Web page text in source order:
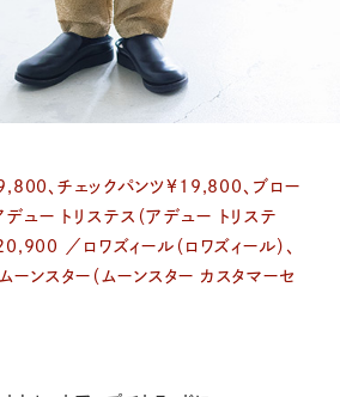
、チェックパンツ¥19,800、ブロー
ー トリステス（アデュー トリステ
／ロワズィール（ロワズィール）、
ンスター（ムーンスター カスタマーセ